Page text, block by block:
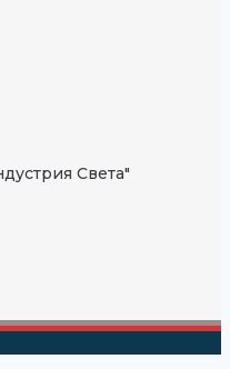
Света"